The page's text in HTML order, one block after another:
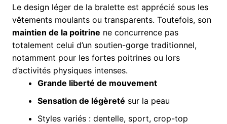
Le design léger de la bralette est apprécié sous les
vêtements moulants ou transparents. Toutefois, son
maintien de la poitrine ne concurrence pas
totalement celui d’un soutien-gorge traditionnel,
notamment pour les fortes poitrines ou lors
d’activités physiques intenses.
Grande liberté de mouvement
Sensation de légèreté sur la peau
Styles variés : dentelle, sport, crop-top